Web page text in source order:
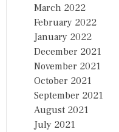
March 2022
February 2022
January 2022
December 2021
November 2021
October 2021
September 2021
August 2021
July 2021